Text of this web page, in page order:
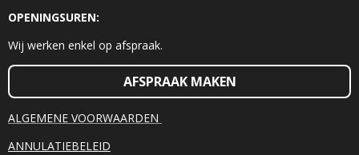
OPENINGSUREN:
Wij werken enkel op afspraak.
AFSPRAAK MAKEN
ALGEMENE VOORWAARDEN
ANNULATIEBELEID